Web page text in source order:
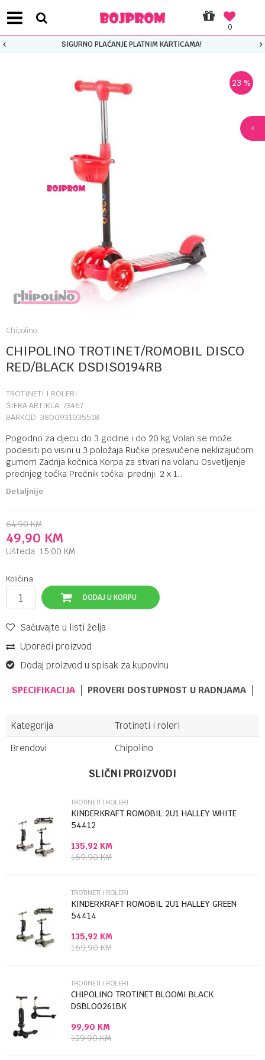
0
SIGURNO PLAĆANJE PLATNIM KARTICAMA!
23 %
Chipolino
CHIPOLINO TROTINET/ROMOBIL DISCO
RED/BLACK DSDIS0194RB
TROTINETI I ROLERI
ŠIFRA ARTIKLA: 73467
BARKOD: 3800931035518
Pogodno za djecu do 3 godine i do 20 kg Volan se može
podesiti po visini u 3 položaja Ručke presvučene neklizajućom
gumom Zadnja kočnica Korpa za stvari na volanu Osvetljenje
prednjeg točka Prečnik točka: prednji: 2 x 1...
Detaljnije
64,90 KM
49,90 KM
Ušteda: 15,00 KM
Količina:
DODAJ U KORPU
Sačuvajte u listi želja
Uporedi proizvod
Dodaj proizvod u spisak za kupovinu
SPECIFIKACIJA PROVERI DOSTUPNOST U RADNJAMA
Kategorija
Trotineti i roleri
Brendovi
Chipolino
Poruka
Anti-spam zaštita - izračunajte koliko je 2 + 3 :
SLIČNI PROIZVODI
TROTINETI I ROLERI
KINDERKRAFT ROMOBIL 2U1 HALLEY WHITE
54412
135,92 KM
169,90KM
TROTINETI I ROLERI
KINDERKRAFT ROMOBIL 2U1 HALLEY GREEN
54414
135,92 KM
169,90KM
TROTINETI I ROLERI
CHIPOLINO TROTINET BLOOMI BLACK
DSBLO0261BK
99,90 KM
129,90KM